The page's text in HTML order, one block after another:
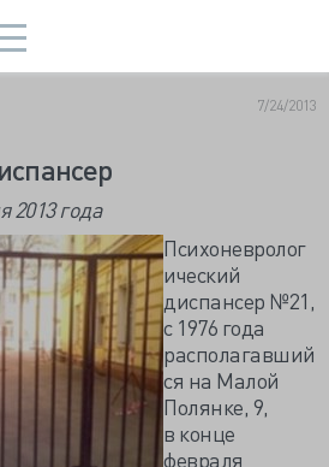
7/24/2013
2013 года
Психоневролог
ический
диспансер №21,
с 1976 года
располагавший
ся на Малой
Полянке, 9,
в конце
февраля